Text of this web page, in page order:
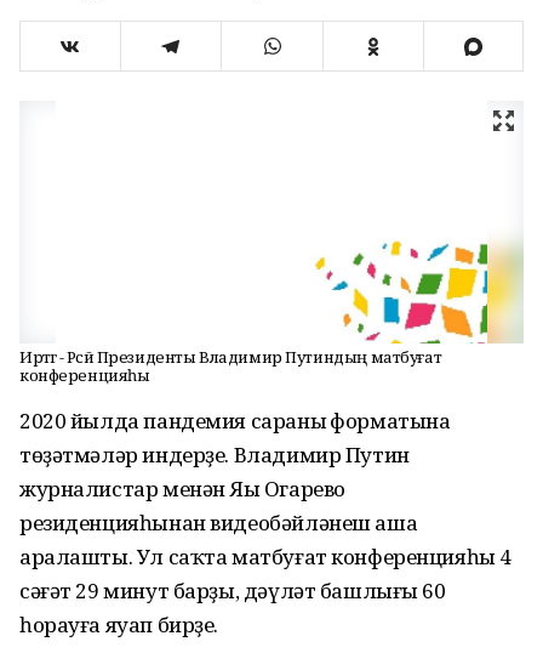
Иртәгә - Рәсәй Президенты Владимир Путиндың матбуғат
конференцияһы
2020 йылда пандемия сараның форматына
төҙәтмәләр индерҙе. Владимир Путин
журналистар менән Яңы Огарево
резиденцияһынан видеобәйләнеш аша
аралашты. Ул саҡта матбуғат конференцияһы 4
сәғәт 29 минут барҙы, дәүләт башлығы 60
һорауға яуап бирҙе.